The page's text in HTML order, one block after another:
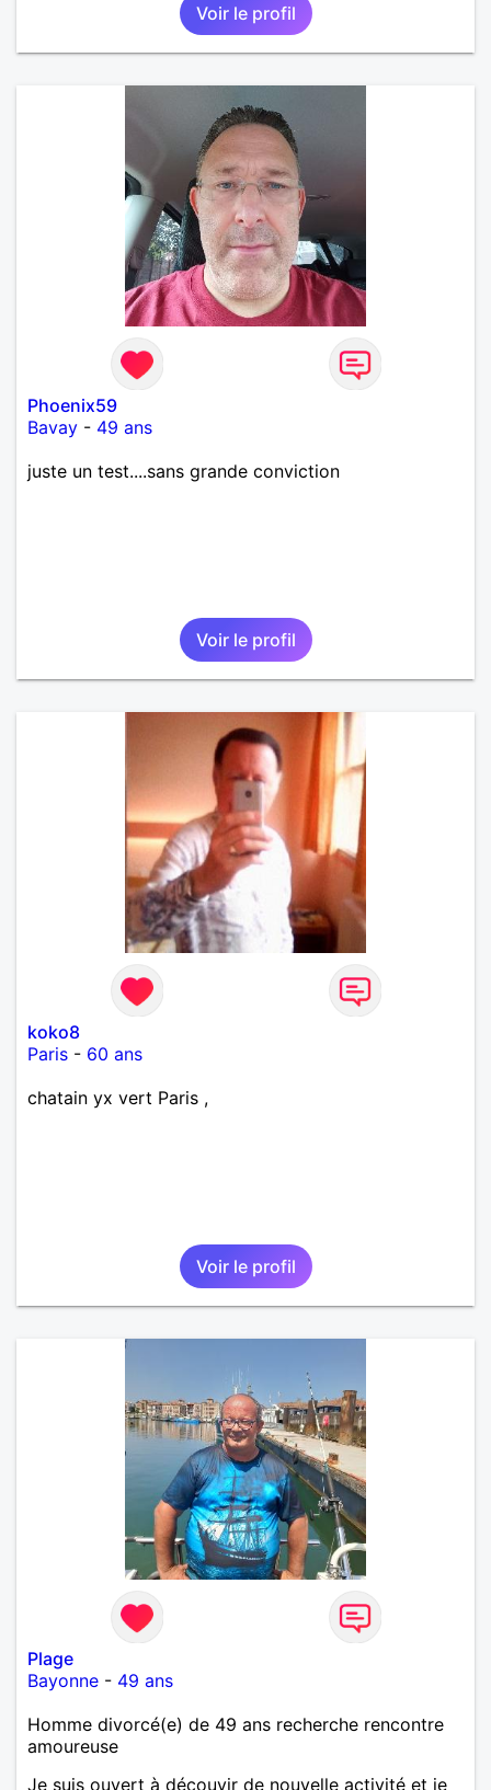
Voir le profil
Phoenix59
Bavay - 49 ans
juste un test....sans grande conviction
Voir le profil
koko8
Paris - 60 ans
chatain yx vert Paris ,
Voir le profil
Plage
Bayonne - 49 ans
Homme divorcé(e) de 49 ans recherche rencontre
amoureuse
Je suis ouvert à découvir de nouvelle activité et je